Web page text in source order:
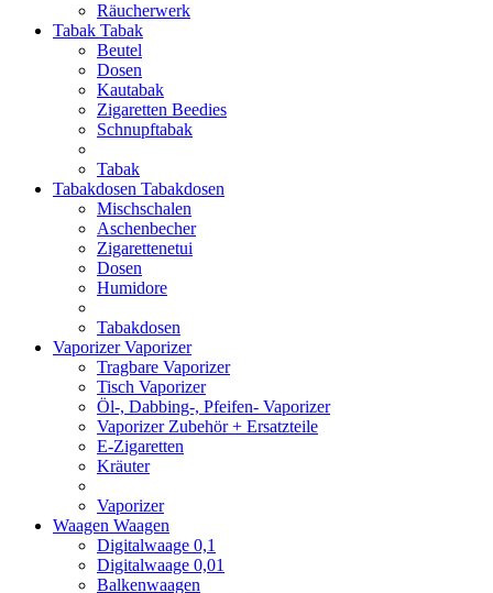
Räucherwerk
Tabak Tabak
Beutel
Dosen
Kautabak
Zigaretten Beedies
Schnupftabak
Tabak
Tabakdosen Tabakdosen
Mischschalen
Aschenbecher
Zigarettenetui
Dosen
Humidore
Tabakdosen
VaporizerVaporizer
Tragbare Vaporizer
Tisch Vaporizer
Öl-, Dabbing-, Pfeifen- Vaporizer
Vaporizer Zubehör + Ersatzteile
E-Zigaretten
Kräuter
Vaporizer
Waagen Waagen
Digitalwaage 0,1
Digitalwaage 0,01
Balkenwaagen